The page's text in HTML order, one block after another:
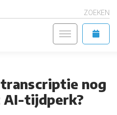
ZOEKEN
nog
AI-tijdperk?